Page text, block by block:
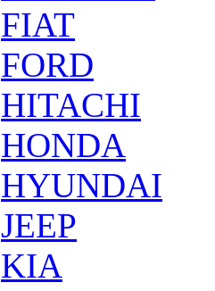
FIAT
FORD
HITACHI
HONDA
HYUNDAI
JEEP
KIA